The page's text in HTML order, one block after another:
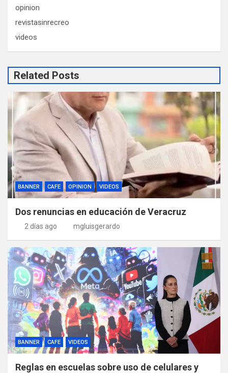
opinion
revistasinrecreo
videos
Related Posts
BANNER CAFE OPINION VIDEOS
Dos renuncias en educación de Veracruz
2 días ago mgluisgerardo
BANNER CAFE VIDEOS
Reglas en escuelas sobre uso de celulares y